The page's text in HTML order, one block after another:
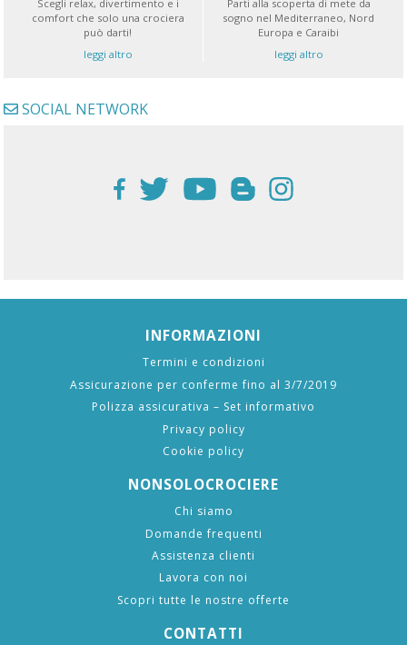
Scegli relax, divertimento e i
comfort che solo una crociera
può darti!
leggi altro
Parti alla scoperta di mete da
sogno nel Mediterraneo, Nord
Europa e Caraibi
leggi altro
SOCIAL NETWORK
INFORMAZIONI
Termini e condizioni
Assicurazione per conferme fino al 3/7/2019
Polizza assicurativa – Set informativo
Privacy policy
Cookie policy
NONSOLOCROCIERE
Chi siamo
Domande frequenti
Assistenza clienti
Lavora con noi
Scopri tutte le nostre offerte
CONTATTI